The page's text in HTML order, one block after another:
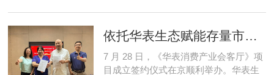
矩阵，核心竞争力与行业影响力实现跨
实体经济长效发展注入全新动能
依托华表生态赋能存量市场《华表消费产业会客厅》项目签约落地
7 月 28 日，《华表消费产业会客厅》项
目成立签约仪式在京顺利举办。华表生